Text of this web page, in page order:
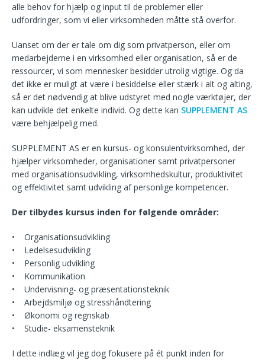
alle behov for hjælp og input til de problemer eller
udfordringer, som vi eller virksomheden måtte stå overfor.
Uanset om der er tale om dig som privatperson, eller om
medarbejderne i en virksomhed eller organisation, så er de
ressourcer, vi som mennesker besidder utrolig vigtige. Og da
det ikke er muligt at være i besiddelse eller stærk i alt og alting,
så er det nødvendig at blive udstyret med nogle værktøjer, der
kan udvikle det enkelte individ. Og dette kan SUPPLEMENT AS
være behjælpelig med.
SUPPLEMENT AS er en kursus- og konsulentvirksomhed, der
hjælper virksomheder, organisationer samt privatpersoner
med organisationsudvikling, virksomhedskultur, produktivitet
og effektivitet samt udvikling af personlige kompetencer.
Der tilbydes kursus inden for følgende områder:
• Organisationsudvikling
• Ledelsesudvikling
• Personlig udvikling
• Kommunikation
• Undervisning- og præsentationsteknik
• Arbejdsmiljø og stresshåndtering
• Økonomi og regnskab
• Studie- eksamensteknik
I dette indlæg vil jeg dog fokusere på ét punkt inden for